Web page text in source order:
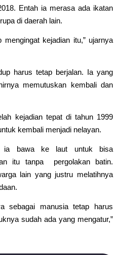
Entah ia merasa ada ikatan
di daerah lain.
kejadian itu,” ujarnya
harus tetap berjalan. Ia yang
memutuskan kembali dan
kejadian tepat di tahun 1999
kembali menjadi nelayan.
ia bawa ke laut untuk bisa
itu tanpa pergolakan batin.
lain yang justru melatihnya
sebagai manusia tetap harus
sudah ada yang mengatur,”